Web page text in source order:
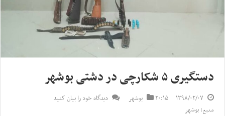
دستگیری ۵ شکارچی در دشتی بوشهر
۱۳۹۸/۰۲/۰۷ ۲۰:۱۵ بوشهر
دیدگاه خود را بیان کنید
منبع: بوشهر